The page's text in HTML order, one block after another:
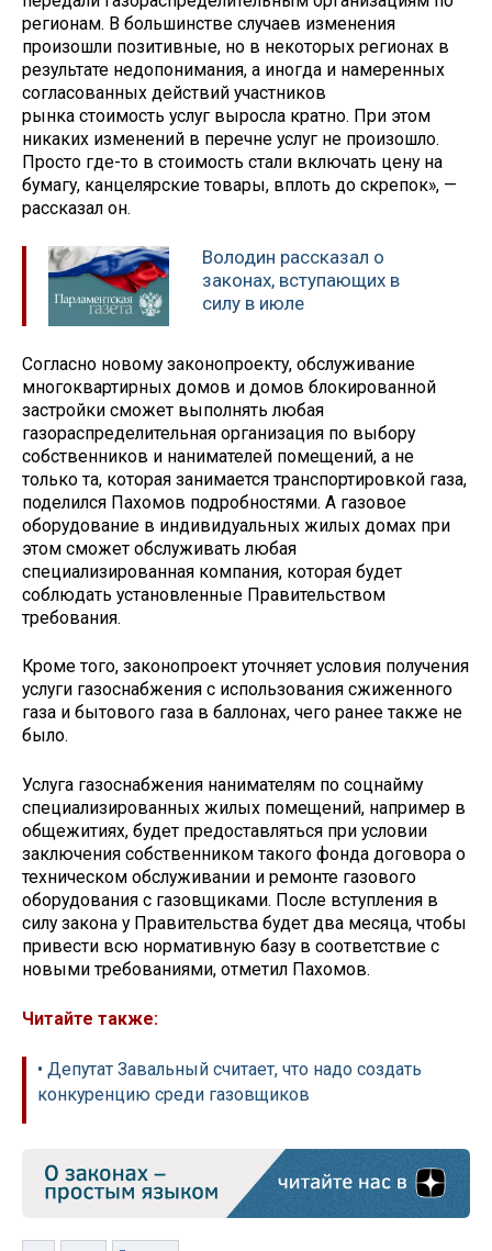
регионам. В большинстве случаев изменения
произошли позитивные, но в некоторых регионах в
результате недопонимания, а иногда и намеренных
согласованных действий участников
рынка стоимость услуг выросла кратно. При этом
никаких изменений в перечне услуг не произошло.
Просто где-то в стоимость стали включать цену на
бумагу, канцелярские товары, вплоть до скрепок», —
рассказал он.
Володин рассказал о
законах, вступающих в
силу в июле
Согласно новому законопроекту, обслуживание
многоквартирных домов и домов блокированной
застройки сможет выполнять любая
газораспределительная организация по выбору
собственников и нанимателей помещений, а не
только та, которая занимается транспортировкой газа,
поделился Пахомов подробностями. А газовое
оборудование в индивидуальных жилых домах при
этом сможет обслуживать любая
специализированная компания, которая будет
соблюдать установленные Правительством
требования.
Кроме того, законопроект уточняет условия получения
услуги газоснабжения с использования сжиженного
газа и бытового газа в баллонах, чего ранее также не
было.
Услуга газоснабжения нанимателям по соцнайму
специализированных жилых помещений, например в
общежитиях, будет предоставляться при условии
заключения собственником такого фонда договора о
техническом обслуживании и ремонте газового
оборудования с газовщиками. После вступления в
силу закона у Правительства будет два месяца, чтобы
привести всю нормативную базу в соответствие с
новыми требованиями, отметил Пахомов.
Читайте также:
• Депутат Завальный считает, что надо создать
конкуренцию среди газовщиков